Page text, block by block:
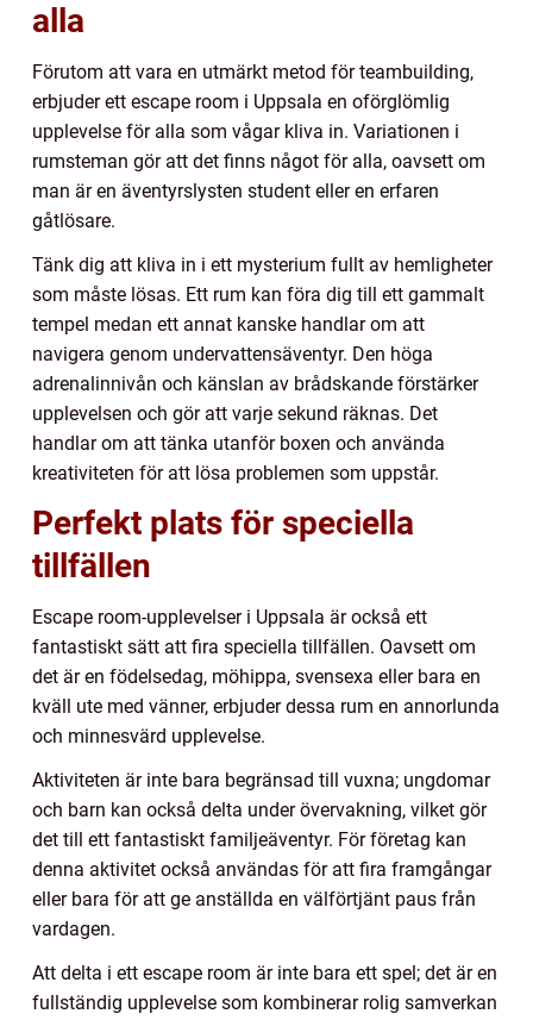
alla
Förutom att vara en utmärkt metod för teambuilding,
erbjuder ett escape room i Uppsala en oförglömlig
upplevelse för alla som vågar kliva in. Variationen i
rumsteman gör att det finns något för alla, oavsett om
man är en äventyrslysten student eller en erfaren
gåtlösare.
Tänk dig att kliva in i ett mysterium fullt av hemligheter
som måste lösas. Ett rum kan föra dig till ett gammalt
tempel medan ett annat kanske handlar om att
navigera genom undervattensäventyr. Den höga
adrenalinnivån och känslan av brådskande förstärker
upplevelsen och gör att varje sekund räknas. Det
handlar om att tänka utanför boxen och använda
kreativiteten för att lösa problemen som uppstår.
Perfekt plats för speciella
tillfällen
Escape room-upplevelser i Uppsala är också ett
fantastiskt sätt att fira speciella tillfällen. Oavsett om
det är en födelsedag, möhippa, svensexa eller bara en
kväll ute med vänner, erbjuder dessa rum en annorlunda
och minnesvärd upplevelse.
Aktiviteten är inte bara begränsad till vuxna; ungdomar
och barn kan också delta under övervakning, vilket gör
det till ett fantastiskt familjeäventyr. För företag kan
denna aktivitet också användas för att fira framgångar
eller bara för att ge anställda en välförtjänt paus från
vardagen.
Att delta i ett escape room är inte bara ett spel; det är en
fullständig upplevelse som kombinerar rolig samverkan